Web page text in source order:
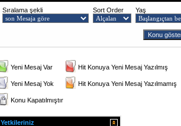
Sıralama şekli
Sort Order Yaş
Yeni Mesaj Var Hit Konuya Yeni Mesaj Yazılmış
Yeni Mesaj Yok Hit Konuya Yeni Mesaj Yazılmamış
Konu Kapatılmıştır
Yetkileriniz